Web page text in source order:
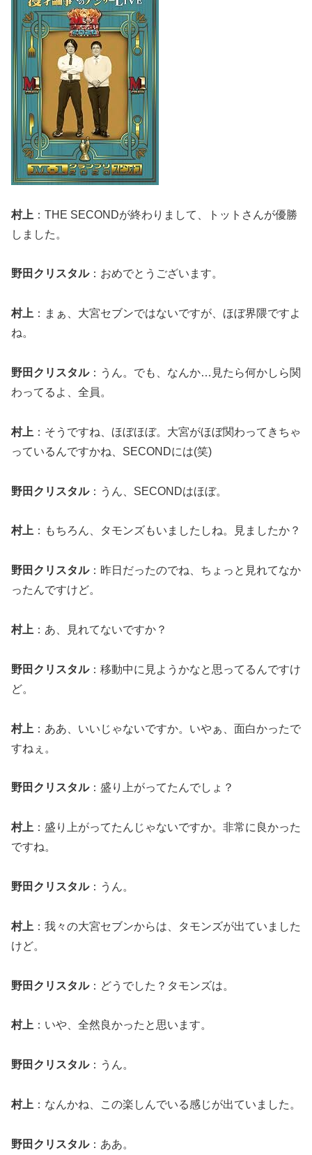
村上 ：THE SECONDが終わりまして、トットさんが優勝
しました。
野田クリスタル：おめでとうございます。
村上 ：まぁ、大宮セブンではないですが、ほぼ界隈ですよ
ね。
野田クリスタル：うん。でも、なんか…見たら何かしら関
わってるよ、全員。
村上 ：そうですね、ほぼほぼ。大宮がほぼ関わってきちゃ
っているんですかね、SECONDには(笑)
野田クリスタル：うん、SECONDはほぼ。
村上 ：もちろん、タモンズもいましたしね。見ましたか？
野田クリスタル：昨日だったのでね、ちょっと見れてなか
ったんですけど。
村上 ：あ、見れてないですか？
野田クリスタル：移動中に見ようかなと思ってるんですけ
ど。
村上 ：ああ、いいじゃないですか。いやぁ、面白かったで
すねぇ。
野田クリスタル：盛り上がってたんでしょ？
村上 ：盛り上がってたんじゃないですか。非常に良かった
ですね。
野田クリスタル：うん。
村上 ：我々の大宮セブンからは、タモンズが出ていました
けど。
野田クリスタル：どうでした？タモンズは。
村上 ：いや、全然良かったと思います。
野田クリスタル：うん。
村上 ：なんかね、この楽しんでいる感じが出ていました。
野田クリスタル：ああ。